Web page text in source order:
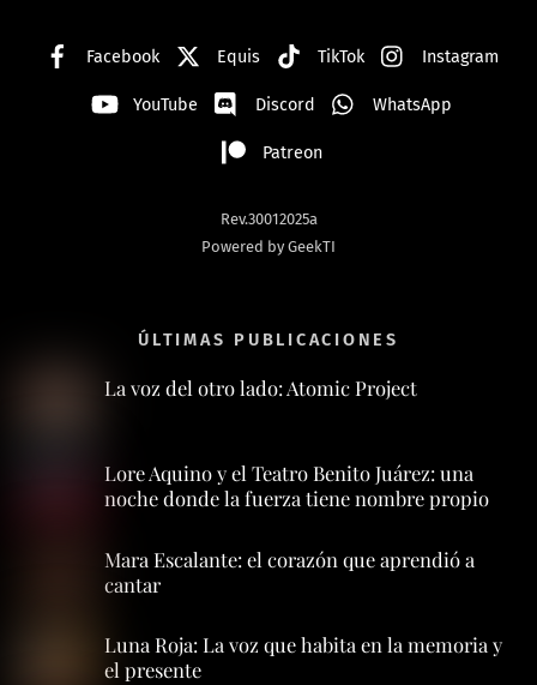
Facebook Equis TikTok Instagram
YouTube Discord WhatsApp
Patreon
Rev.30012025a
Powered by GeekTI
ÚLTIMAS PUBLICACIONES
La voz del otro lado: Atomic Project
Lore Aquino y el Teatro Benito Juárez: una
noche donde la fuerza tiene nombre propio
Mara Escalante: el corazón que aprendió a
cantar
Luna Roja: La voz que habita en la memoria y
el presente